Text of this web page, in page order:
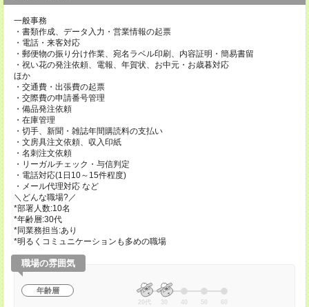
一般事務
・書類作成、データ入力・営業情報の起票
・電話・来客対応
・郵便物の振り分け作業、宛名ラベル印刷、内容証明・簡易書留
・祝い花の発注依頼、電報、年賀状、お中元・お歳暮対応
ほか
・交通費・出張費の起票
・交際費の申請番号管理
・備品発注依頼
・在庫管理
・切手、新聞・雑誌年間購読料の支払い
・文房具注文依頼、収入印紙
・名刺注文依頼
・リーガルチェック・与信判定
・電話対応(1日10～15件程度)
・メール代理対応 など
＼どんな職場?／
*部署人数:10名
*年齢層:30代
*同業務担当:あり
*明るくコミュニケーションも多めの職場
職場の雰囲気
年齢層
20代 30 40 50 60